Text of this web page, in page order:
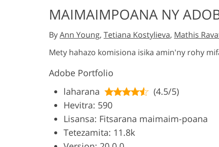
Wedding Photo Editing
Lightroom Presets
Entire LR Preset
Collections
Mobile Collection
Entire
MAIMAIMPOANA NY
ByAnn Young, Tetiana Kostylieva, Mathis
Mety hahazo komisiona isika amin'ny rohy
Adobe Portfolio
laharana
(4.5/5)
Hevitra: 590
Lisansa: Fitsarana maimaim-poana
Tetezamita: 11.8k